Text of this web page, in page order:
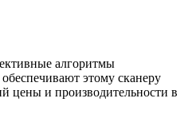
алгоритмы
этому сканеру
цены и производительности в